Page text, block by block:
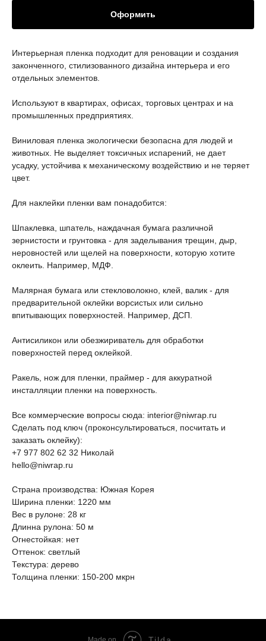
Оформить
Интерьерная пленка подходит для реновации и создания
законченного, стилизованного дизайна интерьера и его
отдельных элементов.
Используют в квартирах, офисах, торговых центрах и на
промышленных предприятиях.
Виниловая пленка экологически безопасна для людей и
животных. Не выделяет токсичных испарений, не дает
усадку, устойчива к механическому воздействию и не теряет
цвет.
Для наклейки пленки вам понадобится:
Шпаклевка, шпатель, наждачная бумага различной
зернистости и грунтовка - для заделывания трещин, дыр,
неровностей или щелей на поверхности, которую хотите
оклеить. Например, МДФ.
Малярная бумага или стекловолокно, клей, валик - для
предварительной оклейки ворсистых или сильно
впитывающих поверхностей. Например, ДСП.
Антисиликон или обезжириватель для обработки
поверхностей перед оклейкой.
Ракель, нож для пленки, праймер - для аккуратной
инсталляции пленки на поверхность.
Все коммерческие вопросы сюда: interior@niwrap.ru
Сделать под ключ (проконсультироваться, посчитать и
заказать оклейку):
+7 977 802 62 32 Николай
hello@niwrap.ru
Страна производства: Южная Корея
Ширина пленки: 1220 мм
Вес в рулоне: 28 кг
Длинна рулона: 50 м
Огнестойкая: нет
Оттенок: светлый
Текстура: дерево
Толщина пленки: 150-200 мкрн